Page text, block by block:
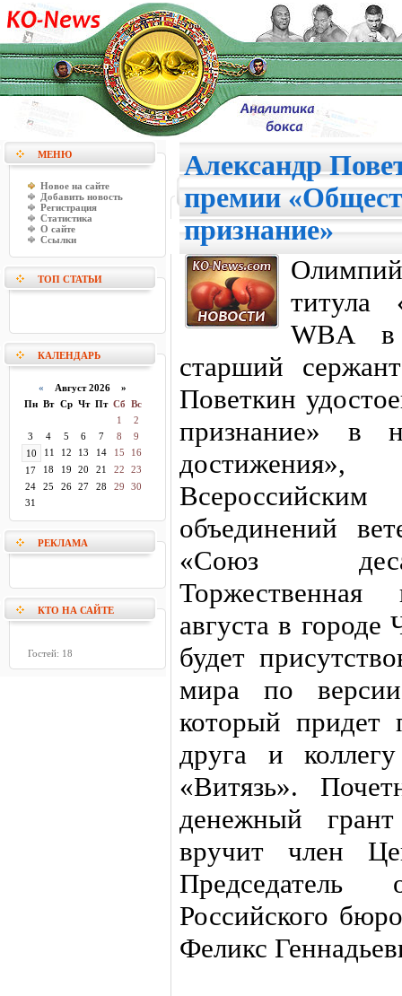
МЕНЮ
Новое на сайте
Добавить новость
Регистрация
Статистика
О сайте
Ссылки
ТОП СТАТЬИ
КАЛЕНДАРЬ
«
Август 2026 »
Пн Вт Ср Чт Пт Сб Вс
1
2
3
4 5 6 7 8
9
10
11 12 13 14 15
16
17
18 19 20 21 22
23
24
25 26 27 28 29
30
31
РЕКЛАМА
КТО НА САЙТЕ
Гостей: 18
Александр
премии
признание»
титула
WBA в
старший
Поветкин
признание» в
достижения»,
объединений
«Союз
августа в городе
будет
мира по
который придет
друга и
«Витязь».
денежный
вручит член
Председатель
Российского
Феликс